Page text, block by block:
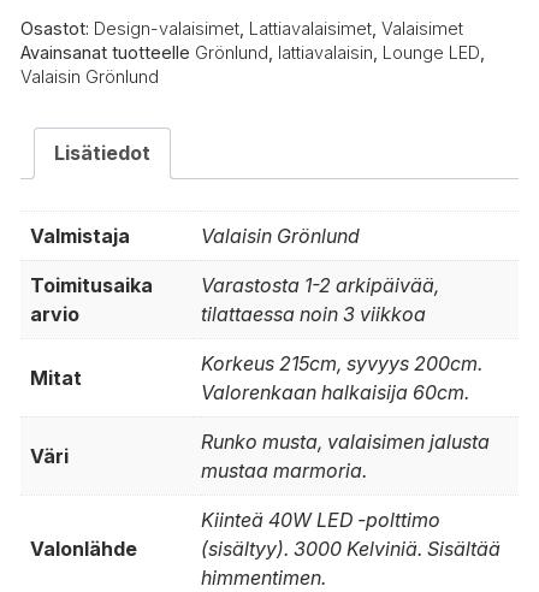
Osastot: Design-valaisimet Lattiavalaisimet Valaisimet
Avainsanat tuotteelle Grönlund lattiavalaisin Lounge LED
Valaisin Grönlund
Lisätiedot
Valmistaja Valaisin Grönlund
Toimitusaika
arvio
Varastosta 1-2 arkipäivää,
tilattaessa noin 3 viikkoa
Mitat
Korkeus 215cm, syvyys 200cm.
Valorenkaan halkaisija 60cm.
Väri
Runko musta, valaisimen jalusta
mustaa marmoria.
Valonlähde
Kiinteä 40W LED -polttimo
(sisältyy). 3000 Kelviniä. Sisältää
himmentimen.